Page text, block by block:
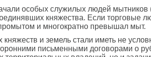
особых служилых людей
княжества. Если торговые
и многократно превышал мыт.
княжеств и земель стали иметь не
письменными договорами о